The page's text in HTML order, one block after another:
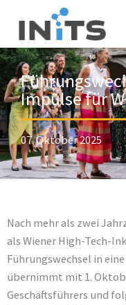
content
Impulse für
07. Oktober 2025
Nach mehr als zwei
als Wiener High-Tech-
Führungswechsel in eine
übernimmt mit 1.
Geschäftsführers und